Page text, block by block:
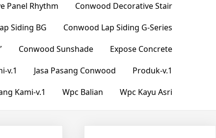
Panel Rhythm
Conwood Decorative Stair
Siding BG
Conwood Lap Siding G-Series
Conwood Sunshade
Expose Concrete
v.1 Jasa Pasang Conwood
Produk-v.1
Kami-v.1 Wpc Balian Wpc Kayu Asri